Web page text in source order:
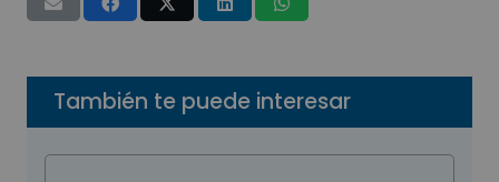
También te puede interesar